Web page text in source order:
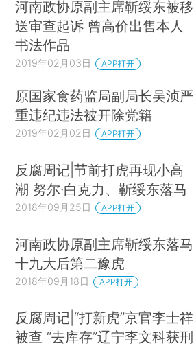
河南政协原副主席靳绥东被移
送审查起诉 曾高价出售本人
书法作品
2019年02月03日 APP打开
原国家食药监局副局长吴浈严
重违纪违法被开除党籍
2019年02月02日 APP打开
反腐周记|节前打虎再现小高
潮 努尔·白克力、靳绥东落马
2018年09月25日 APP打开
河南政协原副主席靳绥东落马
十九大后第二豫虎
2018年09月18日 APP打开
反腐周记|“打新虎”京官李士祥
被查 “去库存”辽宁李文科获刑